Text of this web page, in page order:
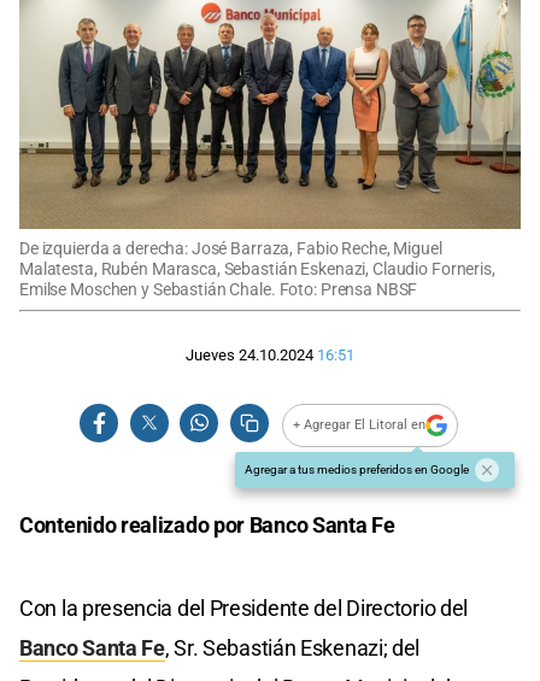
De izquierda a derecha: José Barraza, Fabio Reche, Miguel
Malatesta, Rubén Marasca, Sebastián Eskenazi, Claudio Forneris,
Emilse Moschen y Sebastián Chale. Foto: Prensa NBSF
Jueves 24.10.2024 16:51
+ Agregar El Litoral en
Agregar a tus medios preferidos en Google
Contenido realizado por Banco Santa Fe
Con la presencia del Presidente del Directorio del
Banco Santa Fe, Sr. Sebastián Eskenazi; del